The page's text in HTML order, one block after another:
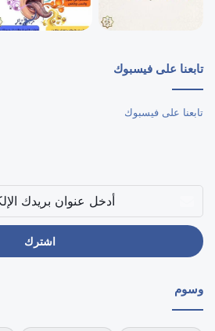
تابعنا على فيسبوك
تابعنا على فيسبوك
بريدك
الإلكتروني
وسوم